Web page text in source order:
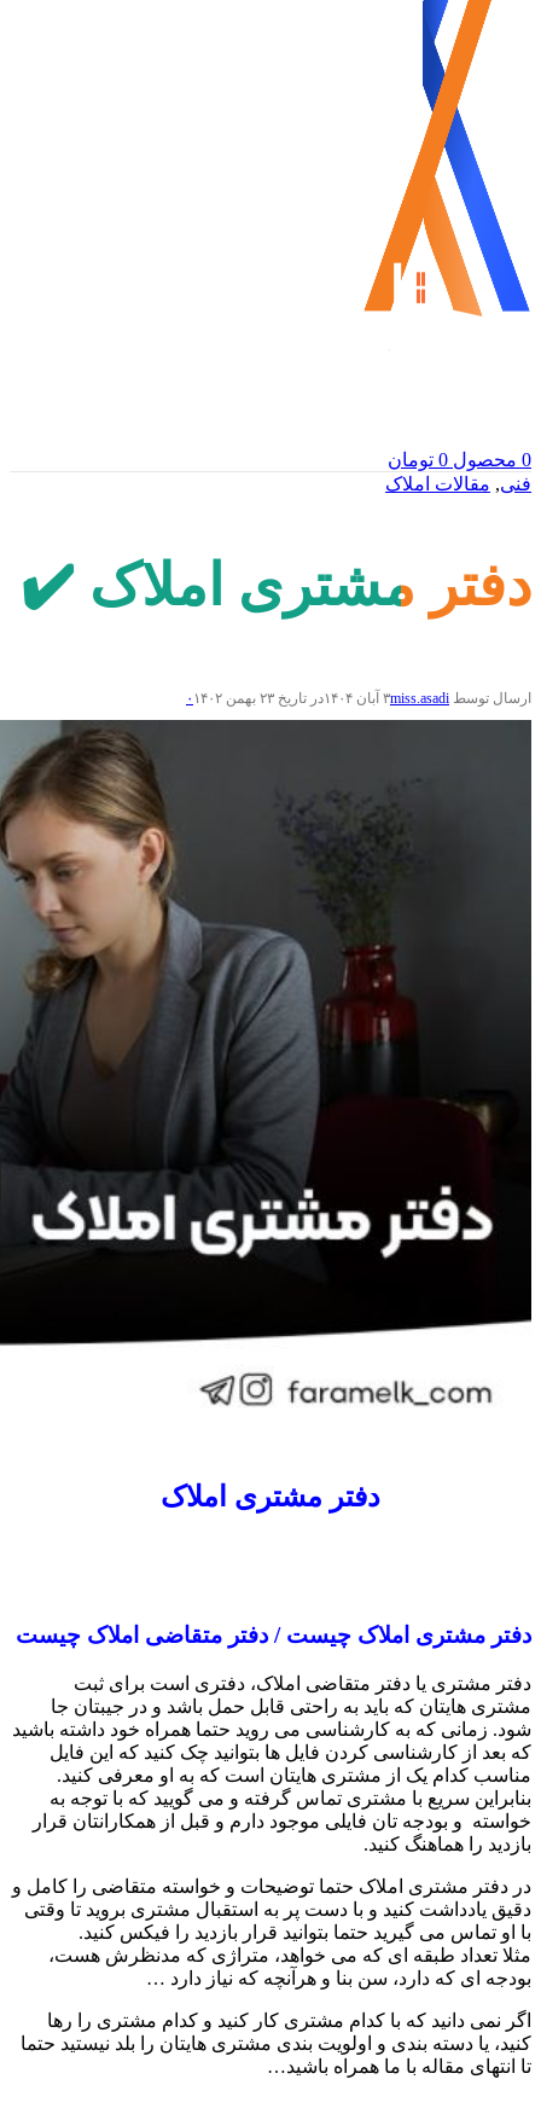
0 محصول 0 تومان
فنی, مقالات املاک
دفتر مشتری املاک ✔️
ارسال توسط miss.asadi۳ آبان ۱۴۰۴ در تاریخ ۲۳ بهمن ۱۴۰۲ ۰
دفتر مشتری املاک
دفتر مشتری املاک چیست / دفتر متقاضی املاک چیست
دفتر مشتری یا دفتر متقاضی املاک، دفتری است برای ثبت
مشتری هایتان که باید به راحتی قابل حمل باشد و در جیبتان جا
شود. زمانی که به کارشناسی می روید حتما همراه خود داشته باشید
که بعد از کارشناسی کردن فایل ها بتوانید چک کنید که این فایل
مناسب کدام یک از مشتری هایتان است که به او معرفی کنید.
بنابراین سریع با مشتری تماس گرفته و می گویید که با توجه به
خواسته و بودجه تان فایلی موجود دارم و قبل از همکارانتان قرار
بازدید را هماهنگ کنید.
در دفتر مشتری املاک حتما توضیحات و خواسته متقاضی را کامل و
دقیق یادداشت کنید و با دست پر به استقبال مشتری بروید تا وقتی
با او تماس می گیرید حتما بتوانید قرار بازدید را فیکس کنید.
مثلا تعداد طبقه ای که می خواهد، متراژی که مدنظرش هست،
بودجه ای که دارد، سن بنا و هرآنچه که نیاز دارد …
اگر نمی دانید که با کدام مشتری کار کنید و کدام مشتری را رها
کنید، یا دسته بندی و اولویت بندی مشتری هایتان را بلد نیستید حتما
تا انتهای مقاله با ما همراه باشید…